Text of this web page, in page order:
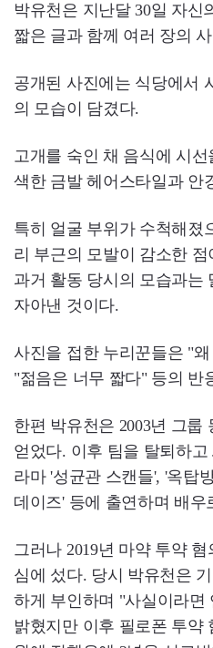
박유천은 지난달 30일 자신
짧은 글과 함께 여러 장의
공개된 사진에는 식당에서
의 모습이 담겼다.
고개를 숙인 채 음식에 시
색한 금발 헤어스타일과 안
특히 얼굴 부위가 수척해졌
리 부근의 모발이 감소한
과거 활동 당시의 모습과는
자아낸 것이다.
사진을 접한 누리꾼들은 "
"젊음은 너무 짧다" 등의 반
한편 박유천은 2003년 그룹
얻었다. 이후 팀을 탈퇴하
라마 '성균관 스캔들', '옥탑
데이즈' 등에 출연하며 배우
그러나 2019년 마약 투약
심에 섰다. 당시 박유천은
하게 부인하며 "사실이라면
밝혔지만 이후 필로폰 투약